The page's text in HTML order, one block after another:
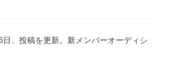
、投稿を更新。新メンバーオーディシ